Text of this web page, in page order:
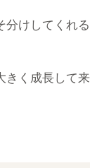
分けしてくれる
きく成長して来